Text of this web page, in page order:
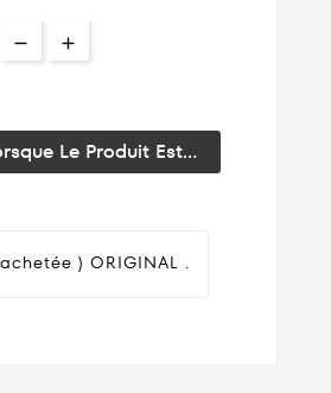
Le Produit Est...
) ORIGINAL .